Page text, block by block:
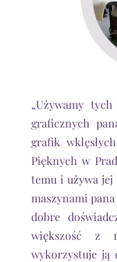
„Używamy
graficznych
grafik
Pięknych w
temu i używa
maszynami
dobre
większość z
wykorzystuje ją